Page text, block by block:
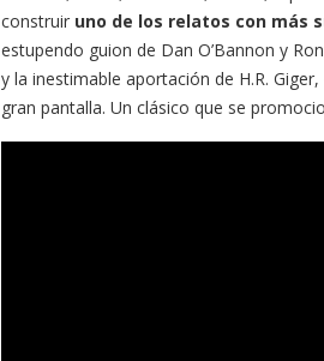
construir uno de los relatos con más
estupendo guion de Dan O’Bannon y
y la inestimable aportación de H.R.
gran pantalla. Un clásico que se